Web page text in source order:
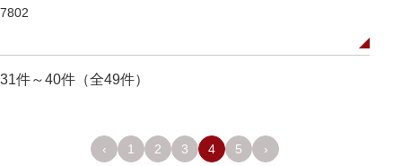
7802
31件～40件（全49件）
‹ 1 2 3 4 5 ›